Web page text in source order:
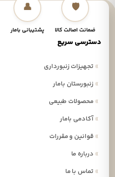
🛡️
ضمانت اصالت کالا
👤
پشتیبانی بامار
دسترسی سریع
»تجهیزات زنبورداری
»زنبورستان بامار
»محصولات طبیعی
»آکادمی بامار
»قوانین و مقررات
»درباره ما
»تماس با ما